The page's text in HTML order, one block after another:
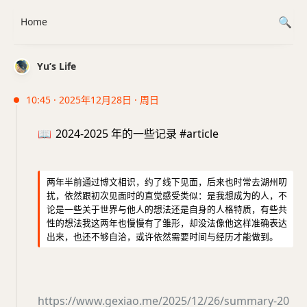
Yu’s Life
10:45 · 2025年12月28日 · 周日
📖 2024-2025 年的一些记录 #article
两年半前通过博文相识，约了线下见面，后来也时常去湖州叨
扰，依然跟初次见面时的直觉感受类似：是我想成为的人，不
论是一些关于世界与他人的想法还是自身的人格特质，有些共
性的想法我这两年也慢慢有了雏形，却没法像他这样准确表达
出来，也还不够自洽，或许依然需要时间与经历才能做到。
https://www.gexiao.me/2025/12/26/summary-20
Home